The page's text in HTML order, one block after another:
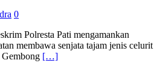
0
Polresta Pati mengamankan
membawa senjata tajam jenis celurit
[…]